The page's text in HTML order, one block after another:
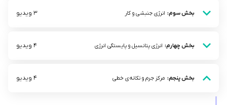
بخش سوم: انرژی جنبشی و کار 3 ویدیو
بخش چهارم: انرژی پتانسیل و پایستگی انرژی 4 ویدیو
بخش پنجم: مرکز جرم و تکانه‌ی خطی 4 ویدیو